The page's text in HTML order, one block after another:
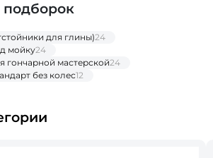
подборок
для глины)24
мойку24
гончарной мастерской24
без колес12